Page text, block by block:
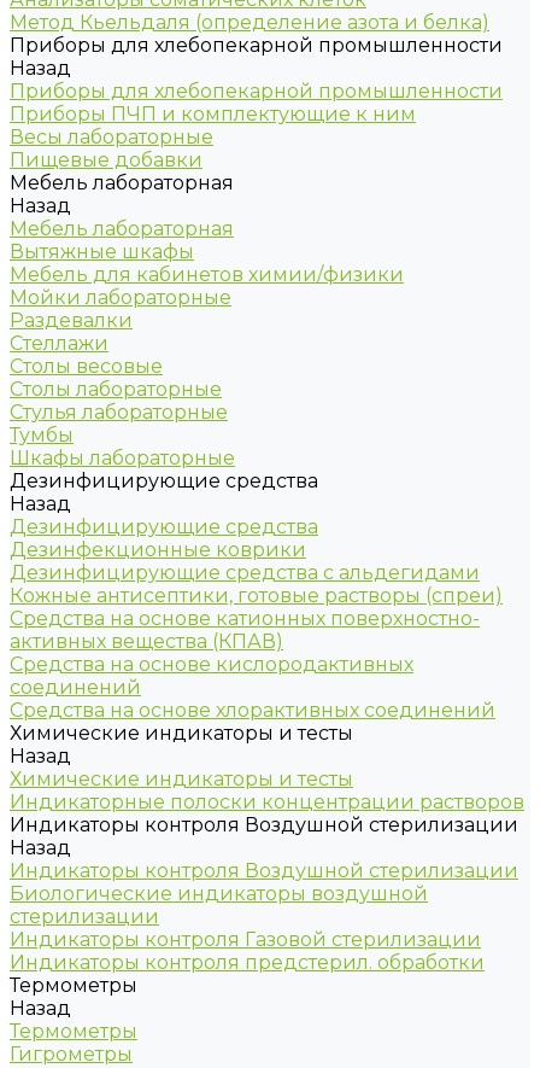
Метод Кьельдаля (определение азота и белка)
Приборы для хлебопекарной промышленности
Назад
Приборы для хлебопекарной промышленности
Приборы ПЧП и комплектующие к ним
Весы лабораторные
Пищевые добавки
Мебель лабораторная
Назад
Мебель лабораторная
Вытяжные шкафы
Мебель для кабинетов химии/физики
Мойки лабораторные
Раздевалки
Стеллажи
Столы весовые
Столы лабораторные
Стулья лабораторные
Тумбы
Шкафы лабораторные
Дезинфицирующие средства
Назад
Дезинфицирующие средства
Дезинфекционные коврики
Дезинфицирующие средства с альдегидами
Кожные антисептики, готовые растворы (спреи)
Средства на основе катионных поверхностно-
активных вещества (КПАВ)
Средства на основе кислородактивных
соединений
Средства на основе хлорактивных соединений
Химические индикаторы и тесты
Назад
Химические индикаторы и тесты
Индикаторные полоски концентрации растворов
Индикаторы контроля Воздушной стерилизации
Назад
Индикаторы контроля Воздушной стерилизации
Биологические индикаторы воздушной
стерилизации
Индикаторы контроля Газовой стерилизации
Индикаторы контроля предстерил. обработки
Термометры
Назад
Термометры
Гигрометры